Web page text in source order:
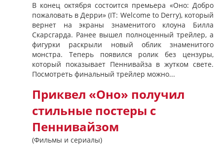
В конец октября состоится премьера «Оно: Добро
пожаловать в Дерри» (IT: Welcome to Derry), который
вернет на экраны знаменитого клоуна Билла
Скарсгарда. Ранее вышел полноценный трейлер, а
фигурки раскрыли новый облик знаменитого
монстра. Теперь появился ролик без цензуры,
который показывает Пеннивайза в жутком свете.
Посмотреть финальный трейлер можно...
Приквел «Оно» получил
стильные постеры с
Пеннивайзом
(Фильмы и сериалы)